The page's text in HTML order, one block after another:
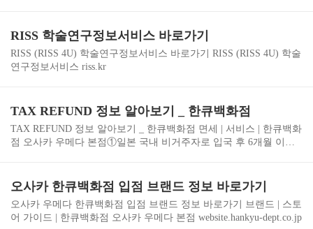
RISS 학술연구정보서비스 바로가기
RISS (RISS 4U) 학술연구정보서비스 바로가기 RISS (RISS 4U) 학술
연구정보서비스 riss.kr
TAX REFUND 정보 알아보기 _ 한큐백화점
TAX REFUND 정보 알아보기 _ 한큐백화점 면세 | 서비스 | 한큐백화
점 오사카 우메다 본점①일본 국내 비거주자로 입국 후 6개월 이내
거주하고 있website.hankyu-dept.co.jp
오사카 한큐백화점 입점 브랜드 정보 바로가기
오사카 우메다 한큐백화점 입점 브랜드 정보 바로가기 브랜드 | 스토
어 가이드 | 한큐백화점 오사카 우메다 본점 website.hankyu-dept.co.jp